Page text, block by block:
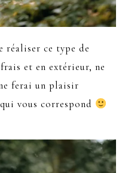
réaliser ce type de
et en extérieur, ne
ferai un plaisir
vous correspond